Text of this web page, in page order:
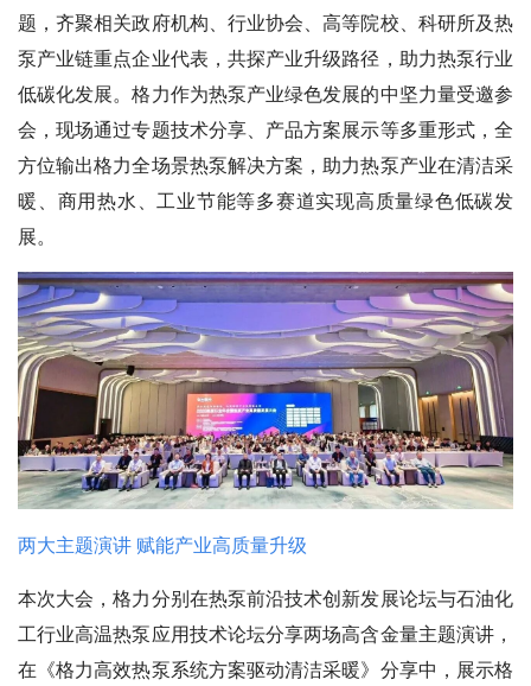
题，齐聚相关政府机构、行业协会、高等院校、科研所及热
泵产业链重点企业代表，共探产业升级路径，助力热泵行业
低碳化发展。格力作为热泵产业绿色发展的中坚力量受邀参
会，现场通过专题技术分享、产品方案展示等多重形式，全
方位输出格力全场景热泵解决方案，助力热泵产业在清洁采
暖、商用热水、工业节能等多赛道实现高质量绿色低碳发
展。
两大主题演讲 赋能产业高质量升级
本次大会，格力分别在热泵前沿技术创新发展论坛与石油化
工行业高温热泵应用技术论坛分享两场高含金量主题演讲，
在《格力高效热泵系统方案驱动清洁采暖》分享中，展示格